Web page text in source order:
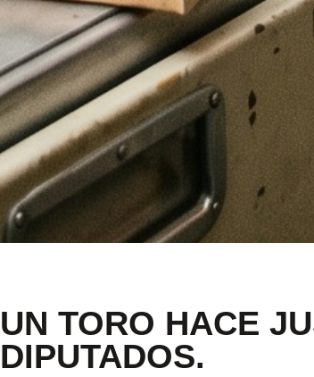
UN TORO HACE
DIPUTADOS.